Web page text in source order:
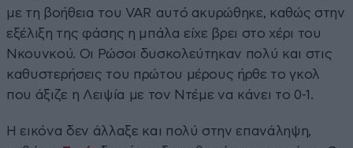
με τη βοήθεια του VAR αυτό ακυρώθηκε, καθώς στην
εξέλιξη της φάσης η μπάλα είχε βρει στο χέρι του
Νκουνκού. Οι Ρώσοι δυσκολεύτηκαν πολύ και στις
καθυστερήσεις του πρώτου μέρους ήρθε το γκολ
που άξιζε η Λειψία με τον Ντέμε να κάνει το 0-1.
Η εικόνα δεν άλλαξε και πολύ στην επανάληψη,